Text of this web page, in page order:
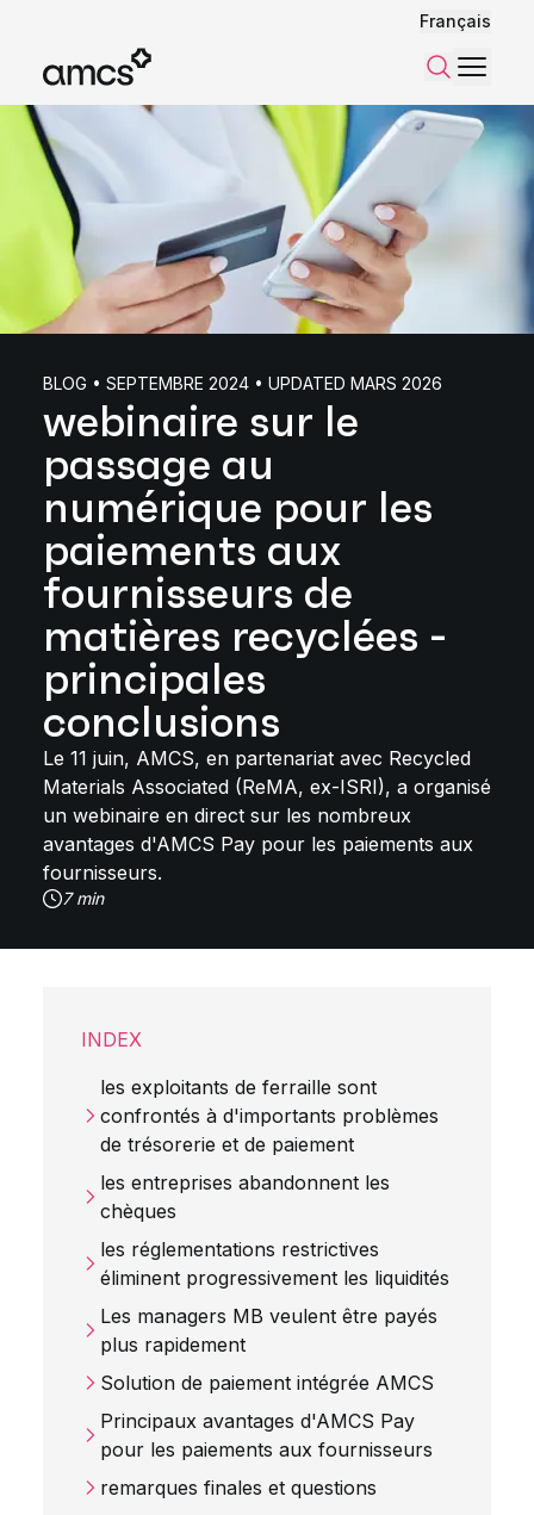
Français
Menu
BLOG • SEPTEMBRE 2024 • UPDATED MARS 2026
webinaire sur le
passage au
numérique pour les
paiements aux
fournisseurs de
matières recyclées -
principales
conclusions
Le 11 juin, AMCS, en partenariat avec Recycled
Materials Associated (ReMA, ex-ISRI), a organisé
un webinaire en direct sur les nombreux
avantages d'AMCS Pay pour les paiements aux
fournisseurs.
7 min
INDEX
les exploitants de ferraille sont
confrontés à d'importants problèmes
de trésorerie et de paiement
les entreprises abandonnent les
chèques
les réglementations restrictives
éliminent progressivement les liquidités
Les managers MB veulent être payés
plus rapidement
Solution de paiement intégrée AMCS
Principaux avantages d'AMCS Pay
pour les paiements aux fournisseurs
remarques finales et questions